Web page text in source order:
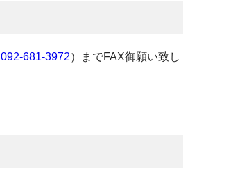
092-681-3972）までFAX御願い致し